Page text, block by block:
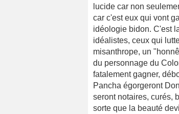
lucide car non
car c'est eux qui vont
idéologie bidon. C'est
idéalistes, ceux qui
misanthrope, un
du personnage du
fatalement gagner,
Pancha égorgeront
seront notaires, curés,
sorte que la beauté